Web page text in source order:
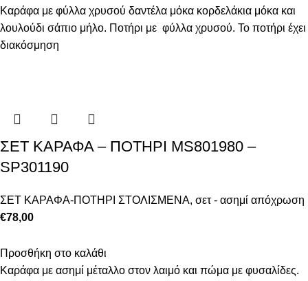
Καράφα με φύλλα χρυσού δαντέλα μόκα κορδελάκια μόκα και
λουλούδι σάπιο μήλο. Ποτήρι με φύλλα χρυσού. Το ποτήρι έχει
διακόσμηση
ΣΕΤ ΚΑΡΑΦΑ – ΠΟΤHΡΙ MS801980 –
SP301190
ΣΕΤ ΚΑΡΑΦΑ-ΠΟΤΗΡΙ ΣΤΟΛΙΣΜΕΝΑ, σετ - ασημί απόχρωση
€78,00
Προσθήκη στο καλάθι
Καράφα με ασημί μέταλλο στον λαιμό και πώμα με φυσαλίδες.